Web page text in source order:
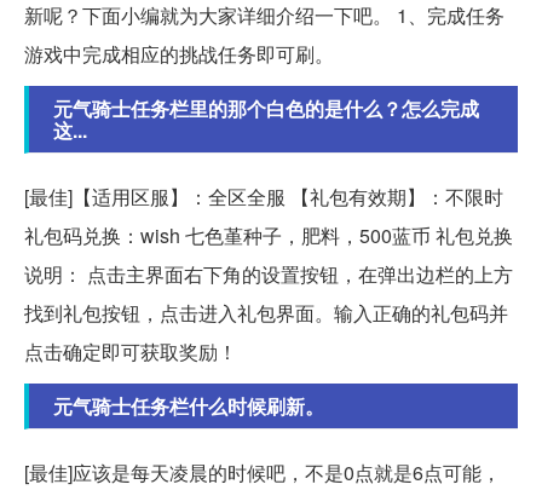
新呢？下面小编就为大家详细介绍一下吧。 1、完成任务
游戏中完成相应的挑战任务即可刷。
元气骑士任务栏里的那个白色的是什么？怎么完成
这...
[最佳]【适用区服】：全区全服 【礼包有效期】：不限时
礼包码兑换：wish 七色堇种子，肥料，500蓝币 礼包兑换
说明： 点击主界面右下角的设置按钮，在弹出边栏的上方
找到礼包按钮，点击进入礼包界面。输入正确的礼包码并
点击确定即可获取奖励！
元气骑士任务栏什么时候刷新。
[最佳]应该是每天凌晨的时候吧，不是0点就是6点可能，